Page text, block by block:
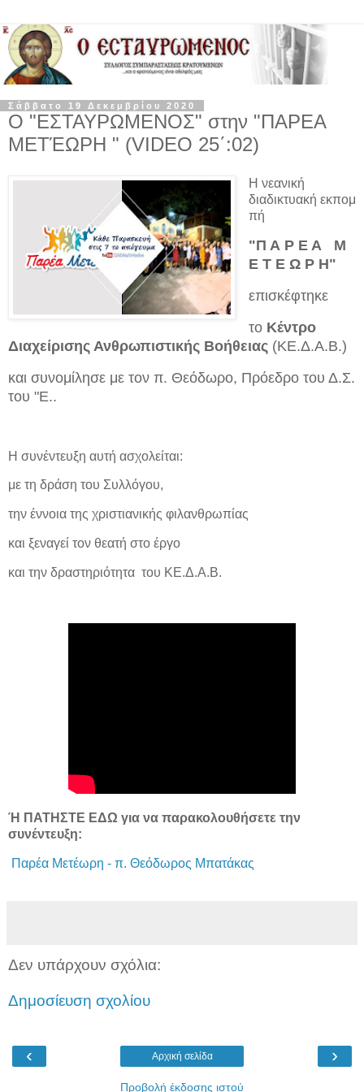
Σάββατο 19 Δεκεμβρίου 2020
Ο "ΕΣΤΑΥΡΩΜΕΝΟΣ" στην "ΠΑΡΕΑ
ΜΕΤΈΩΡΗ " (VIDEO 25΄:02)
Η νεανική
διαδικτυακή εκπομ
πή
"Π Α Ρ Ε Α Μ
Ε Τ Ε Ω Ρ Η"
επισκέφτηκε
το Κέντρο
Διαχείρισης Ανθρωπιστικής Βοήθειας (ΚΕ.Δ.Α.Β.)
και συνομίλησε με τον π. Θεόδωρο, Πρόεδρο του Δ.Σ.
του "Ε..
Η συνέντευξη αυτή ασχολείται:
με τη δράση του Συλλόγου,
την έννοια της χριστιανικής φιλανθρωπίας
και ξεναγεί τον θεατή στο έργο
και την δραστηριότητα του ΚΕ.Δ.Α.Β.
Ή ΠΑΤΗΣΤΕ ΕΔΩ για να παρακολουθήσετε την
συνέντευξη:
Παρέα Μετέωρη - π. Θεόδωρος Μπατάκας
Δεν υπάρχουν σχόλια:
Δημοσίευση σχολίου
‹ ›
Αρχική σελίδα
Προβολή έκδοσης ιστού